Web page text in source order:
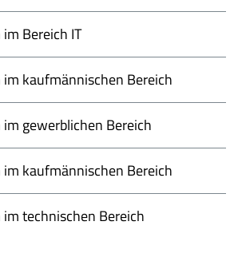
Bereich IT
kaufmännischen Bereich
gewerblichen Bereich
kaufmännischen Bereich
technischen Bereich